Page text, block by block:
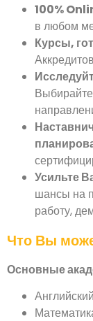
100%
в любом
Курсы,
Усильте
шансы на
работу,
Что Вы
Основные